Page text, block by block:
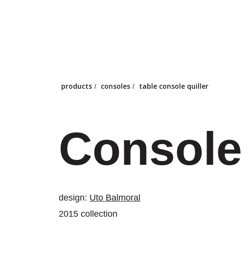
products / consoles / table console quiller
design: Uto Balmoral
2015 collection